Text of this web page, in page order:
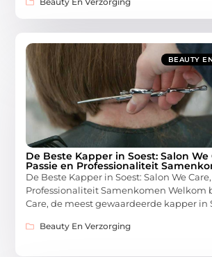
BEAUTY
De Beste Kapper in Soest: Salon We
Passie en Professionaliteit
De Beste Kapper in Soest: Salon We
Professionaliteit Samenkomen Welkom
Care, de meest gewaardeerde kapper in
Beauty En Verzorging